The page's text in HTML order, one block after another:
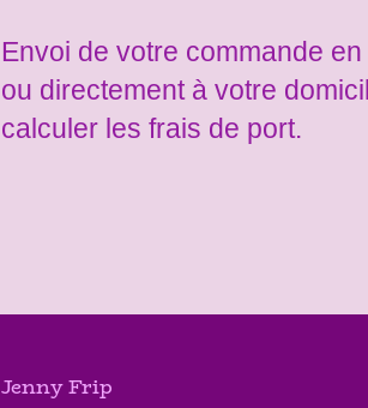
Envoi de votre commande
ou directement à votre
calculer les frais de port.
Jenny Frip